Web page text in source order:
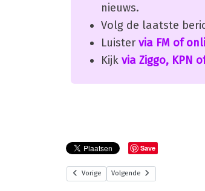
nieuws.
Volg de laatste
Luister via FM of
Kijk via Ziggo, KPN
Save
Vorige Volgende